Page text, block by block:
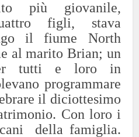
più giovanile,
figli, stava
il fiume North
al marito Brian; un
tutti e loro in
programmare
il diciottesimo
Con loro i
della famiglia.